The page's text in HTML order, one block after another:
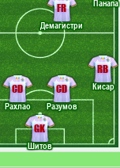
Шитов
Рахлао
Разумов
Кисар
Демагистри
Панапа
GK
CD
CD
RB
FR